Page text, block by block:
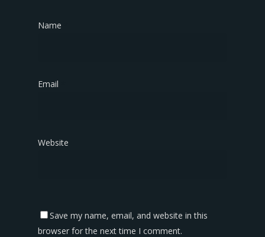
Name
Email
Website
Save my name, email, and website in this
browser for the next time I comment.